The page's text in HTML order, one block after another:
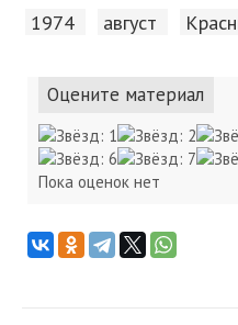
1974 август
Оцените материал
Пока оценок нет